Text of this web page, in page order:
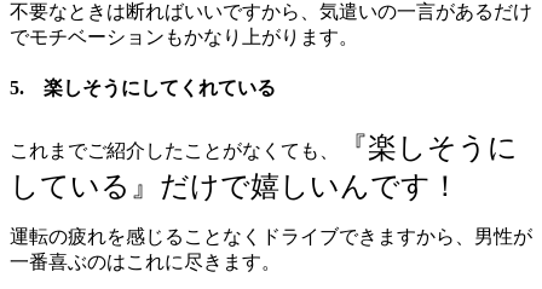
不要なときは断ればいいですから、気遣いの一言があるだけ
でモチベーションもかなり上がります。
5. 楽しそうにしてくれている
これまでご紹介したことがなくても、
『楽しそうに
している』だけで嬉しいんです！
運転の疲れを感じることなくドライブできますから、男性が
一番喜ぶのはこれに尽きます。